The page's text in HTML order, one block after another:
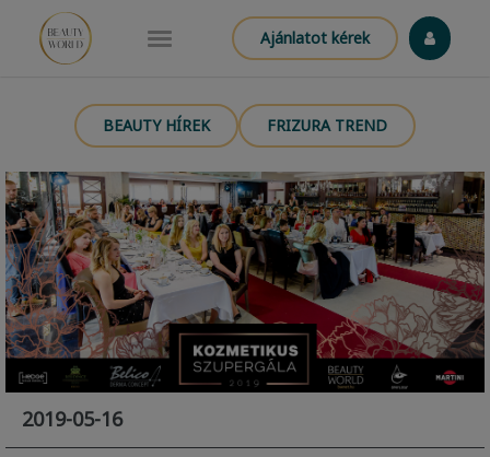
Ajánlatot kérek
BEAUTY HÍREK FRIZURA TREND
2019-05-16